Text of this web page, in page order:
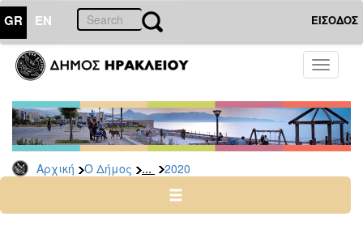
GR EN ΕΙΣΟΔΟΣ
Toggle
Αρχική Ο Δήμος ... 2020
ΔΗΜΟΣ
Δελτία
Τύπου
Αρχείο
2026
2024